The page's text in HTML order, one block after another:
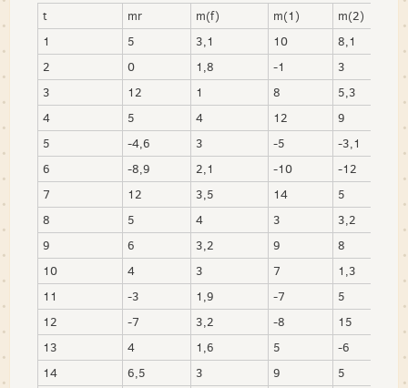
t mr m(f) m(1)
m(2)
1
5 3,1 10
8,1
2
0 1,8 -1
3
3
12 1 8
5,3
4
5 4 12
9
5
-4,6 3 -5
-3,1
6
-8,9 2,1 -10
-12
7
12 3,5 14
5
8
5 4 3
3,2
9
6 3,2 9
8
10
4 3 7
1,3
11
-3 1,9 -7
5
12
-7 3,2 -8
15
13
4 1,6 5
-6
14
6,5 3 9
5